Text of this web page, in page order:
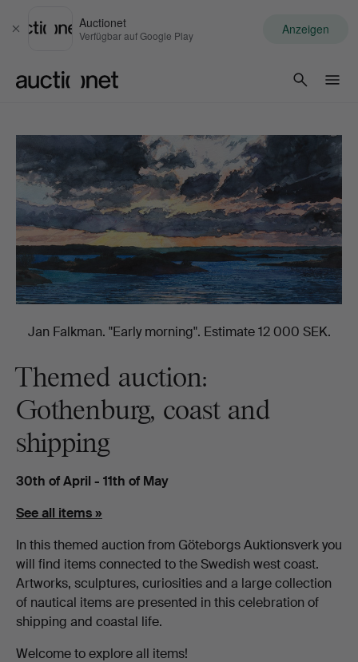
Schließen
Auctionet
Verfügbar auf Google Play Anzeigen
Jan Falkman. "Early morning". Estimate 12 000 SEK.
Themed auction:
Gothenburg, coast and
shipping
30th of April - 11th of May
See all items »
In this themed auction from Göteborgs Auktionsverk you
will find items connected to the Swedish west coast.
Artworks, sculptures, curiosities and a large collection
of nautical items are presented in this celebration of
shipping and coastal life.
Welcome to explore all items!